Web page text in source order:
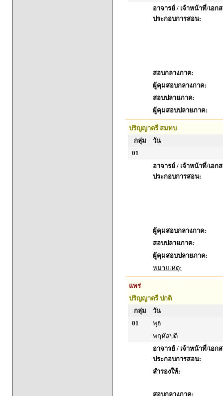
อาจารย์ / เจ้าหน้าที่/เอก
ประกอบการสอน:
สอบกลางภาค:
ผู้คุมสอบกลางภาค:
สอบปลายภาค:
ผู้คุมสอบปลายภาค:
ปริญญาตรี สมทบ
กลุ่ม
วัน
01
อาจารย์ / เจ้าหน้าที่/เอก
ประกอบการสอน:
ผู้คุมสอบกลางภาค:
สอบปลายภาค:
ผู้คุมสอบปลายภาค:
หมายเหตุ:
แพร่
ปริญญาตรี ปกติ
กลุ่ม
วัน
01
พุธ
พฤหัสบดี
อาจารย์ / เจ้าหน้าที่/เอก
ประกอบการสอน:
สำรองให้:
สอบกลางภาค: